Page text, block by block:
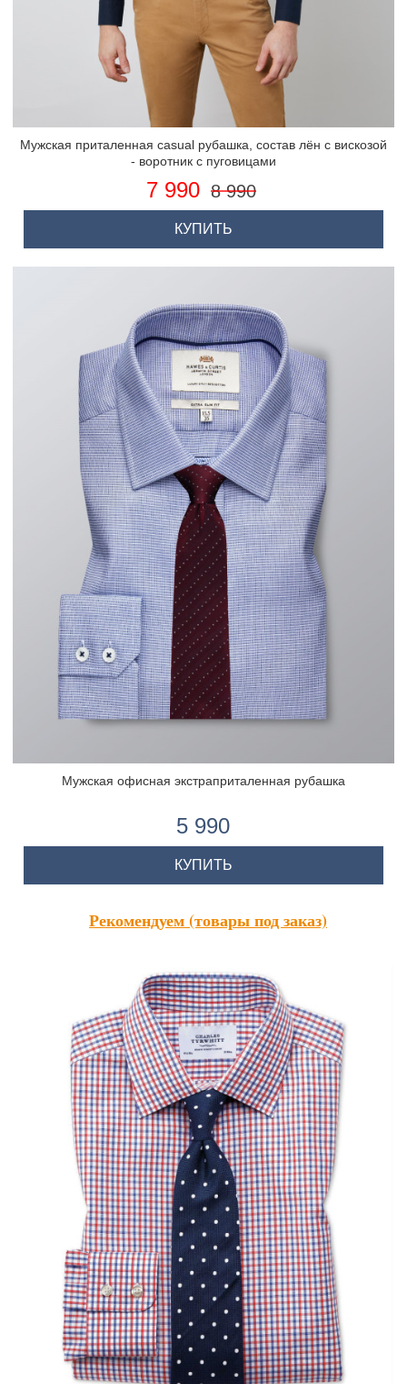
Мужская приталенная casual рубашка, состав лён с вискозой
- воротник с пуговицами
7 990 8 990
КУПИТЬ
Мужская офисная экстраприталенная рубашка
5 990
КУПИТЬ
Рекомендуем (товары под заказ)